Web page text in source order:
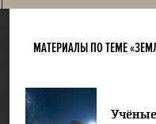
МАТЕРИАЛЫ ПО ТЕМЕ